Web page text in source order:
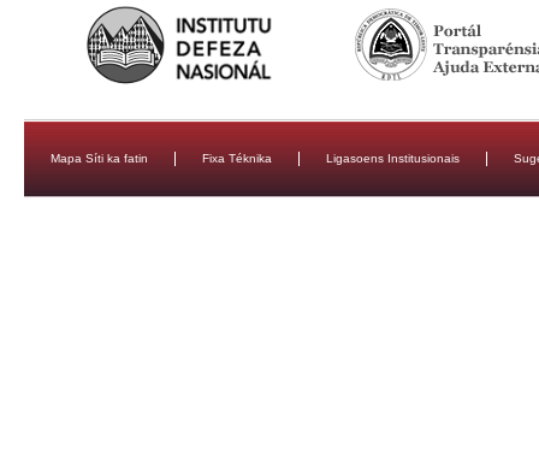
Mapa Síti ka fatin Fixa Téknika Ligasoens Institusionais